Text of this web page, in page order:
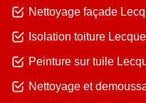
Nettoyage façade
Isolation toiture
Peinture sur tuile
Nettoyage et